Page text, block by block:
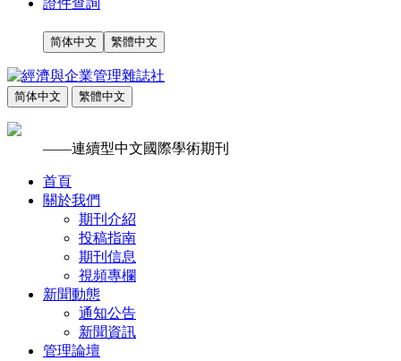
證件查詢
简体中文 繁體中文
简体中文 繁體中文
——連續型中文國際學術期刊
首頁
關於我們
期刊介紹
投稿指南
期刊信息
視頻專欄
新聞動態
通知公告
新聞資訊
管理論壇